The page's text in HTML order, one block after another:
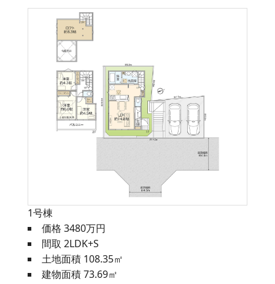
1号棟
価格 3480万円
間取 2LDK+S
土地面積 108.35㎡
建物面積 73.69㎡